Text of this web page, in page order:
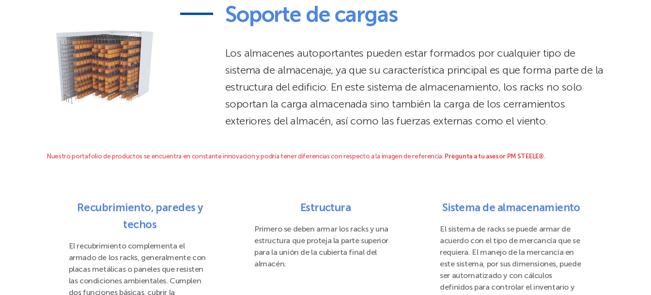
Soporte de cargas
Los almacenes autoportantes pueden estar formados por cualquier tipo de
sistema de almacenaje, ya que su característica principal es que forma parte de la
estructura del edificio. En este sistema de almacenamiento, los racks no solo
soportan la carga almacenada sino también la carga de los cerramientos
exteriores del almacén, así como las fuerzas externas como el viento.
Nuestro portafolio de productos se encuentra en constante innovación y podría tener diferencias con respecto a la imagen de referencia. Pregunta a tu asesor PM STEELE®.
Recubrimiento, paredes y
techos
El recubrimiento complementa el
armado de los racks, generalmente con
placas metálicas o paneles que resisten
las condiciones ambientales. Cumplen
dos funciones básicas, cubrir la
Estructura
Primero se deben armar los racks y una
estructura que proteja la parte superior
para la unión de la cubierta final del
almacén.
Sistema de almacenamiento
El sistema de racks se puede armar de
acuerdo con el tipo de mercancía que se
requiera. El manejo de la mercancía en
este sistema, por sus dimensiones, puede
ser automatizado y con cálculos
definidos para controlar el inventario y